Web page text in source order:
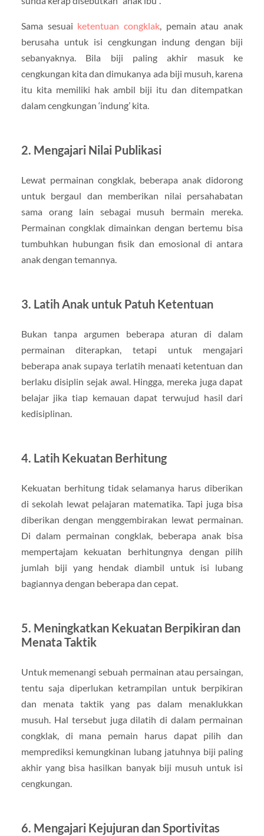
Sama sesuai ketentuan congklak, pemain atau anak
berusaha untuk isi cengkungan indung dengan biji
sebanyaknya. Bila biji paling akhir masuk ke
cengkungan kita dan dimukanya ada biji musuh, karena
itu kita memiliki hak ambil biji itu dan ditempatkan
dalam cengkungan ‘indung’ kita.
2. Mengajari Nilai Publikasi
Lewat permainan congklak, beberapa anak didorong
untuk bergaul dan memberikan nilai persahabatan
sama orang lain sebagai musuh bermain mereka.
Permainan congklak dimainkan dengan bertemu bisa
tumbuhkan hubungan fisik dan emosional di antara
anak dengan temannya.
3. Latih Anak untuk Patuh Ketentuan
Bukan tanpa argumen beberapa aturan di dalam
permainan diterapkan, tetapi untuk mengajari
beberapa anak supaya terlatih menaati ketentuan dan
berlaku disiplin sejak awal. Hingga, mereka juga dapat
belajar jika tiap kemauan dapat terwujud hasil dari
kedisiplinan.
4. Latih Kekuatan Berhitung
Kekuatan berhitung tidak selamanya harus diberikan
di sekolah lewat pelajaran matematika. Tapi juga bisa
diberikan dengan menggembirakan lewat permainan.
Di dalam permainan congklak, beberapa anak bisa
mempertajam kekuatan berhitungnya dengan pilih
jumlah biji yang hendak diambil untuk isi lubang
bagiannya dengan beberapa dan cepat.
5. Meningkatkan Kekuatan Berpikiran dan
Menata Taktik
Untuk memenangi sebuah permainan atau persaingan,
tentu saja diperlukan ketrampilan untuk berpikiran
dan menata taktik yang pas dalam menaklukkan
musuh. Hal tersebut juga dilatih di dalam permainan
congklak, di mana pemain harus dapat pilih dan
memprediksi kemungkinan lubang jatuhnya biji paling
akhir yang bisa hasilkan banyak biji musuh untuk isi
cengkungan.
6. Mengajari Kejujuran dan Sportivitas